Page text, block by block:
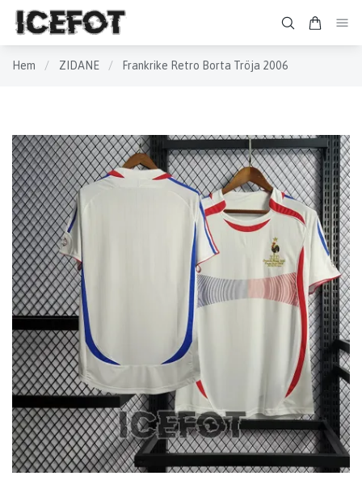
Hem / ZIDANE / Frankrike Retro Borta Tröja 2006